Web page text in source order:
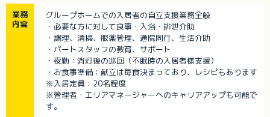
業務
内容
グループホームでの入居者の自立支援業務全般
・必要な方に対して食事・入浴・排泄介助
・調理、清掃、服薬管理、通院同行、生活介助
・パートスタッフの教育、サポート
・夜勤：消灯後の巡回（不眠時の入居者様支援）
・お食事準備：献立は毎食決まっており、レシピもあります
※入居定員：20名程度
※管理者・エリアマネージャーへのキャリアアップも可能で
す。